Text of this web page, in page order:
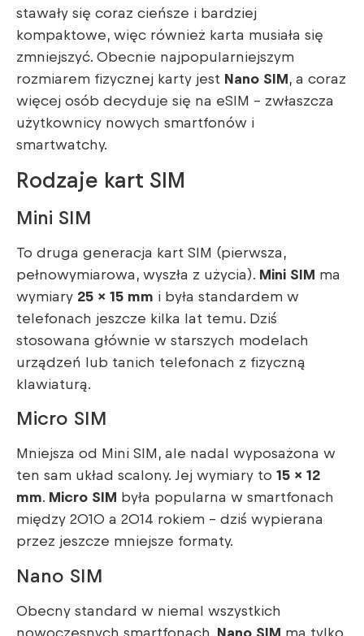
stawały się coraz cieńsze i bardziej
kompaktowe, więc również karta musiała się
zmniejszyć. Obecnie najpopularniejszym
rozmiarem fizycznej karty jest Nano SIM , a coraz
więcej osób decyduje się na eSIM – zwłaszcza
użytkownicy nowych smartfonów i
smartwatchy.
Rodzaje kart SIM
Mini SIM
To druga generacja kart SIM (pierwsza,
pełnowymiarowa, wyszła z użycia). Mini SIM ma
wymiary 25 × 15 mm i była standardem w
telefonach jeszcze kilka lat temu. Dziś
stosowana głównie w starszych modelach
urządzeń lub tanich telefonach z fizyczną
klawiaturą.
Micro SIM
Mniejsza od Mini SIM, ale nadal wyposażona w
ten sam układ scalony. Jej wymiary to 15 × 12
mm. Micro SIM
była popularna w smartfonach
między 2010 a 2014 rokiem – dziś wypierana
przez jeszcze mniejsze formaty.
Nano SIM
Obecny standard w niemal wszystkich